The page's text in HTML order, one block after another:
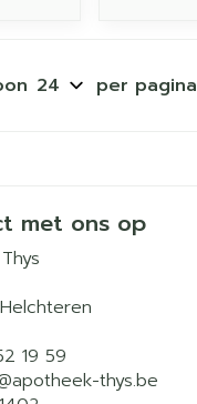
per pagina
met ons op
19 59
apotheek-thys.be